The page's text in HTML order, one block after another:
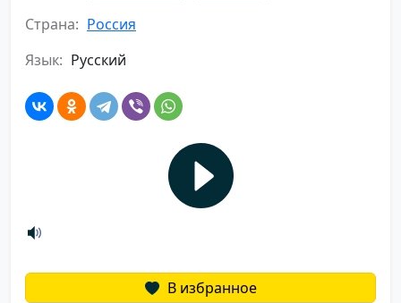
Страна: Россия
Язык: Русский
В избранное